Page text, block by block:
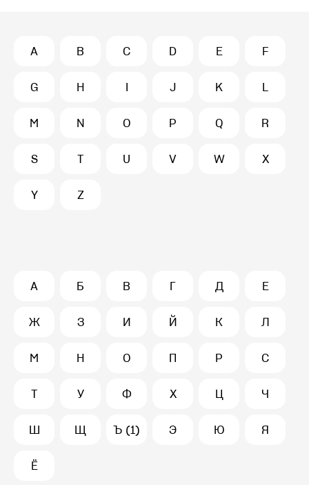
A B C D E F
G H I J K L
M N O P Q R
S T U V W X
Y Z
А Б В Г Д Е
Ж З И Й К Л
М Н О П Р С
Т У Ф Х Ц Ч
Ш Щ Ъ (1) Э Ю Я
Ё